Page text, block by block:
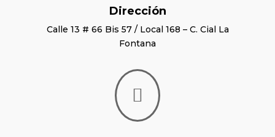
Dirección
Calle 13 # 66 Bis 57 / Local 168 – C. Cial La
Fontana
